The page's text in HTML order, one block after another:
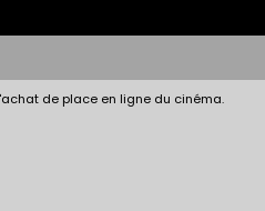
de place en ligne du cinéma.